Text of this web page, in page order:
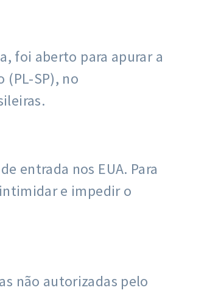
foi aberto para apurar a
SP), no
entrada nos EUA. Para
e impedir o
não autorizadas pelo